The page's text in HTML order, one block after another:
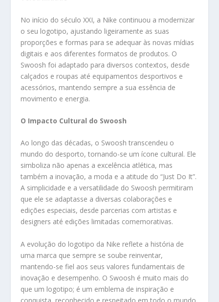
No início do século XXI, a Nike continuou a modernizar
o seu logotipo, ajustando ligeiramente as suas
proporções e formas para se adequar às novas mídias
digitais e aos diferentes formatos de produtos. O
Swoosh foi adaptado para diversos contextos, desde
calçados e roupas até equipamentos desportivos e
acessórios, mantendo sempre a sua essência de
movimento e energia.
O Impacto Cultural do Swoosh
Ao longo das décadas, o Swoosh transcendeu o
mundo do desporto, tornando-se um ícone cultural. Ele
simboliza não apenas a excelência atlética, mas
também a inovação, a moda e a atitude do “Just Do It”.
A simplicidade e a versatilidade do Swoosh permitiram
que ele se adaptasse a diversas colaborações e
edições especiais, desde parcerias com artistas e
designers até edições limitadas comemorativas.
A evolução do logotipo da Nike reflete a história de
uma marca que sempre se soube reinventar,
mantendo-se fiel aos seus valores fundamentais de
inovação e desempenho. O Swoosh é muito mais do
que um logotipo; é um emblema de inspiração e